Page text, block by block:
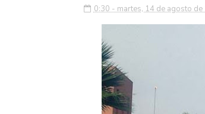
0:30 - martes, 14 de agosto de